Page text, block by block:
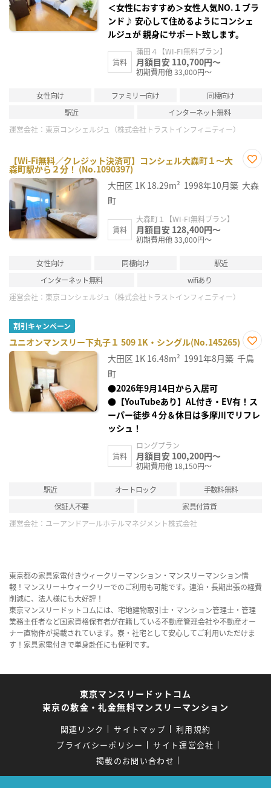
＜女性におすすめ＞女性人気NO.１ブラ
ンド♪ 安心して住めるようにコンシェ
ルジュが 親身にサポート致します。
賃料
蒲田４【WI-FI無料プラン】
月額目安 110,700円～
初期費用他 33,000円～
女性向け ファミリー向け
同棲向け
駅近
インターネット無料
運営会社： 東京コンシェルジュ（株式会社トラストインフィニティー）
【Wi-Fi無料／クレジット決済可】コンシェル大森町１～大
森町駅から２分！ (No.1090397)
に入
り登
大田区 1K 18.29m² 1998年10月築 大森
町
賃料
大森町１【WI-FI無料プラン】
月額目安 128,400円～
初期費用他 33,000円～
女性向け 同棲向け
駅近
インターネット無料
wifiあり
運営会社： 東京コンシェルジュ（株式会社トラストインフィニティー）
割引キャンペーン
ユニオンマンスリー下丸子１ 509 1K・シングル(No.145265)
お気
に入
大田区 1K 16.48m² 1991年8月築 千鳥
町
●2026年9月14日から入居可
●【YouTubeあり】AL付き・EV有！ス
ーパー徒歩４分＆休日は多摩川でリフレ
ッシュ！
賃料
ロングプラン
月額目安 100,200円～
初期費用他 18,150円～
駅近 オートロック
手数料無料
保証人不要
家具付賃貸
運営会社： ユーアンドアールホテルマネジメント株式会社
東京都の家具家電付きウィークリーマンション・マンスリーマンション情
報！マンスリー＋ウィークリーでのご利用も可能です。連泊・長期出張の経費
削減に、法人様にも大好評！
東京マンスリードットコムには、宅地建物取引士・マンション管理士・管理
業務主任者など国家資格保有者が在籍している不動産管理会社や不動産オー
ナー直物件が掲載されています。寮・社宅として安心してご利用いただけま
す！家具家電付きで単身赴任にも便利です。
東京マンスリードットコム
東京の敷金・礼金無料マンスリーマンション
関連リンク サイトマップ
利用規約
プライバシーポリシー
サイト運営会社
掲載のお問い合わせ